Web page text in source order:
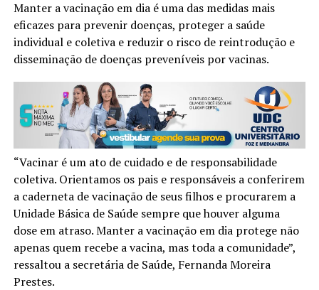
Manter a vacinação em dia é uma das medidas mais
eficazes para prevenir doenças, proteger a saúde
individual e coletiva e reduzir o risco de reintrodução e
disseminação de doenças preveníveis por vacinas.
“Vacinar é um ato de cuidado e de responsabilidade
coletiva. Orientamos os pais e responsáveis a conferirem
a caderneta de vacinação de seus filhos e procurarem a
Unidade Básica de Saúde sempre que houver alguma
dose em atraso. Manter a vacinação em dia protege não
apenas quem recebe a vacina, mas toda a comunidade”,
ressaltou a secretária de Saúde, Fernanda Moreira
Prestes.